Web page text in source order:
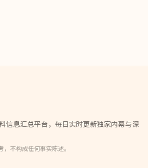
信息汇总平台，每日实时更新独家内幕与深
不构成任何事实陈述。